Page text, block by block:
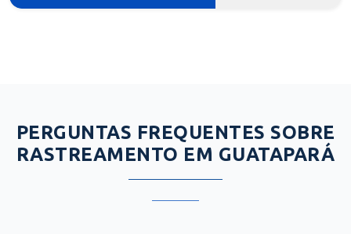
PERGUNTAS FREQUENTES SOBRE
RASTREAMENTO EM GUATAPARÁ